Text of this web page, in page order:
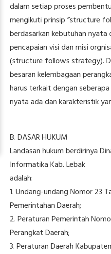
dalam setiap proses
mengikuti prinsip ”structure
berdasarkan kebutuhan
pencapaian visi dan misi
(structure follows strategy).
besaran kelembagaan
harus terkait dengan
nyata ada dan karakteristik
B. DASAR HUKUM
Landasan hukum berdirinya
Informatika Kab. Lebak
adalah:
1. Undang-undang Nomor 23
Pemerintahan Daerah;
2. Peraturan Pemerintah
Perangkat Daerah;
3. Peraturan Daerah